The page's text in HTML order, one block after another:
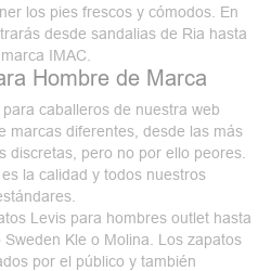
los pies frescos y cómodos. En
desde sandalias de Ria hasta
IMAC.
Hombre de Marca
caballeros de nuestra web
marcas diferentes, desde las más
discretas, pero no por ello peores.
la calidad y todos nuestros
Levis para hombres outlet hasta
Sweden Kle o Molina. Loszapatos
por el público y también